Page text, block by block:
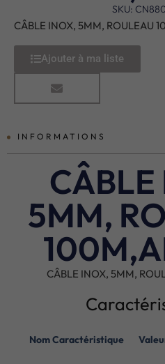
SKU:
CÂBLE INOX, 5MM, ROULEAU
Ajouter à ma liste
INFORMATIONS
5MM,
CÂBLE INOX, 5MM,
Nom Caractéristique